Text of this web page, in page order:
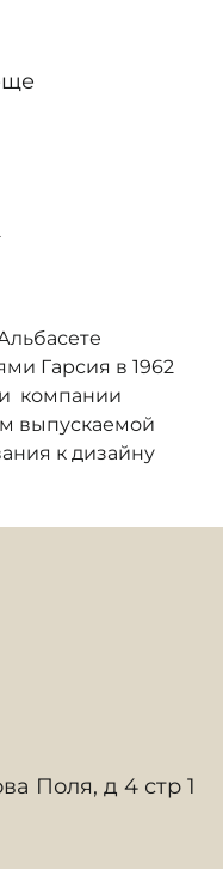
Гарсия в 1962
компании
выпускаемой
к дизайну
Поля, д 4 стр 1